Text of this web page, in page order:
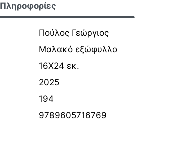
Πληροφορίες
Πούλος Γεώργιος
Μαλακό εξώφυλλο
16Χ24 εκ.
2025
194
9789605716769